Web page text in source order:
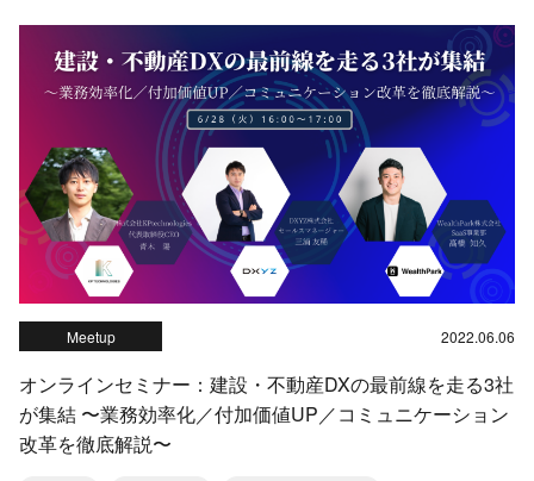
Meetup 2022.06.06
オンラインセミナー：建設・不動産DXの最前線を走る3社
が集結 〜業務効率化／付加価値UP／コミュニケーション
改革を徹底解説〜